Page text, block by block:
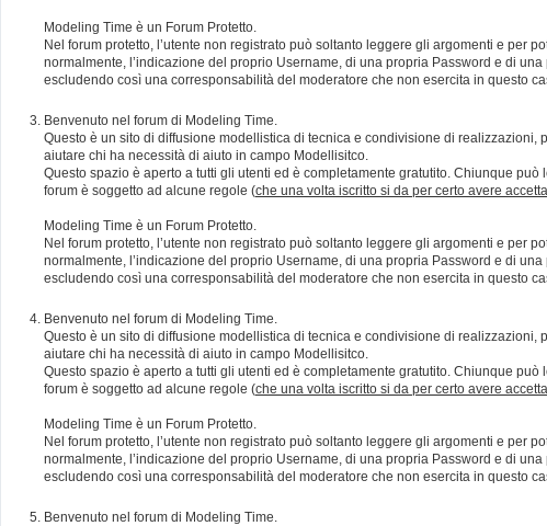
Modeling Time è un Forum Protetto.
Nel forum protetto, l’utente non registrato può soltanto leggere gli argomenti e per
normalmente, l’indicazione del proprio Username, di una propria Password e di
escludendo così una corresponsabilità del moderatore che non esercita in questo
Benvenuto nel forum di Modeling Time.
Questo è un sito di diffusione modellistica di tecnica e condivisione di
aiutare chi ha necessità di aiuto in campo Modellisitco.
Questo spazio è aperto a tutti gli utenti ed è completamente gratutito. Chiunque
forum è soggetto ad alcune regole (che una volta iscritto si da per certo avere
Modeling Time è un Forum Protetto.
Nel forum protetto, l’utente non registrato può soltanto leggere gli argomenti e per
normalmente, l’indicazione del proprio Username, di una propria Password e di
escludendo così una corresponsabilità del moderatore che non esercita in questo
Benvenuto nel forum di Modeling Time.
Questo è un sito di diffusione modellistica di tecnica e condivisione di
aiutare chi ha necessità di aiuto in campo Modellisitco.
Questo spazio è aperto a tutti gli utenti ed è completamente gratutito. Chiunque
forum è soggetto ad alcune regole (che una volta iscritto si da per certo avere
Modeling Time è un Forum Protetto.
Nel forum protetto, l’utente non registrato può soltanto leggere gli argomenti e per
normalmente, l’indicazione del proprio Username, di una propria Password e di
escludendo così una corresponsabilità del moderatore che non esercita in questo
Benvenuto nel forum di Modeling Time.